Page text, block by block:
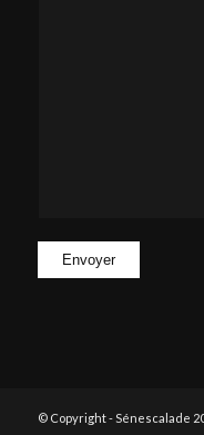
© Copyright - Sénescalade